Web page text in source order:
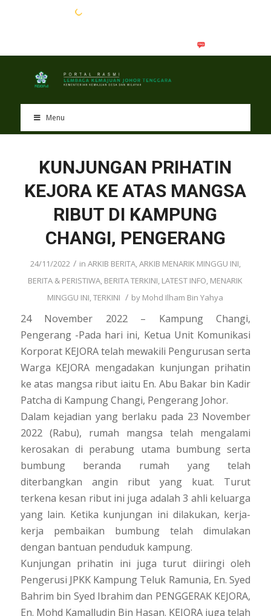
Menu
KUNJUNGAN PRIHATIN
KEJORA KE ATAS MANGSA
RIBUT DI KAMPUNG
CHANGI, PENGERANG
24/11/2022 / in ARKIB BERITA,ARKIB MENARIK MINGGU INI,
BERITA & PERISTIWA, BERITA TERKINI, LATEST INFO, MENARIK
MINGGU INI,TERKINI / by Mohd Ilham Bin Yahya
24 November 2022 – Kampung Changi,
Pengerang -Pada hari ini, Ketua Unit Komunikasi
Korporat KEJORA telah mewakili Pengurusan serta
Warga KEJORA mengadakan kunjungan prihatin
ke atas mangsa ribut iaitu En. Abu Bakar bin Kadir
Patcha di Kampung Changi, Pengerang Johor.
Dalam kejadian yang berlaku pada 23 November
2022 (Rabu), rumah mangsa telah mengalami
kerosakan di perabung utama bumbung serta
bumbung beranda rumah yang telah
diterbangkan angin ribut yang kuat. Turut
terkena kesan ribut ini juga adalah 3 ahli keluarga
yang lain. Ketika kunjungan ini dilakukan, kerja-
kerja pembaikan bumbung telah dimulakan
dengan bantuan penduduk kampung.
Kunjungan prihatin ini juga turut diiringi oleh
Pengerusi JPKK Kampung Teluk Ramunia, En. Syed
Bahrim bin Syed Ibrahim dan PENGGERAK KEJORA,
En. Mohd Kamalludin Bin Hasan. KEJORA juga telah